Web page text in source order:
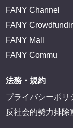
FANY Channel
FANY
FANY Mall
FANY Commu
法務・規約
プライバシーポリ
反社会的勢力排除